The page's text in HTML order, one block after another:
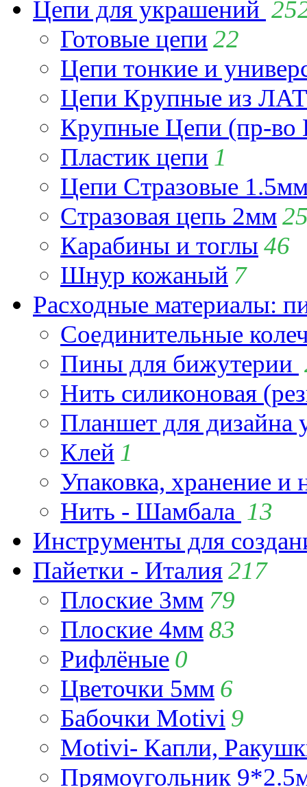
Цепи для украшений
Готовые цепи 22
Цепи тонкие и
Цепи Крупные из
Крупные Цепи (пр-во
Пластик цепи 1
Цепи Стразовые
Стразовая цепь 2мм
Карабины и тоглы 46
Шнур кожаный 7
Расходные материалы:
Соединительные
Пины для бижутерии
Нить силиконовая
Планшет для
Клей 1
Упаковка, хранение и
Нить - Шамбала 13
Инструменты для
Пайетки - Италия217
Плоские 3мм 79
Плоские 4мм83
Рифлёные 0
Цветочки 5мм 6
Бабочки Motivi 9
Motivi- Капли,
Прямоугольник